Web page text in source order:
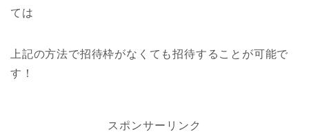
ては
上記の方法で招待枠がなくても招待することが可能で
す！
スポンサーリンク